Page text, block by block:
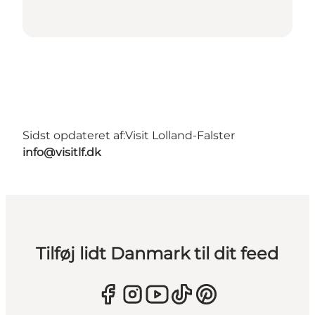
Sidst opdateret af:Visit Lolland-Falster
info@visitlf.dk
Tilføj lidt Danmark til dit feed